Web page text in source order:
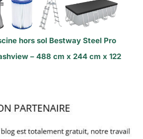
hors sol Bestway Steel Pro
– 488 cm x 244 cm x 122